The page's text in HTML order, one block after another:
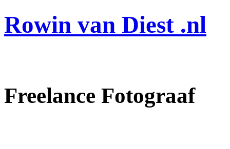
Rowin van Diest .nl
Freelance Fotograaf